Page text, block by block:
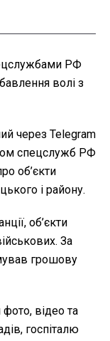
РФ
волі з
через Telegram
спецслужб РФ
об’єкти
і району.
об’єкти
За
грошову
відео та
госпіталю